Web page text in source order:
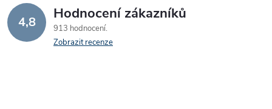
4,8 Hodnocení zákazníků
913 hodnocení
Zobrazit recenze